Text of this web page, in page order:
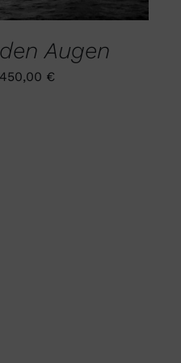
AUF.
OPTIONEN
KÖNNEN
AUF
Augen
€